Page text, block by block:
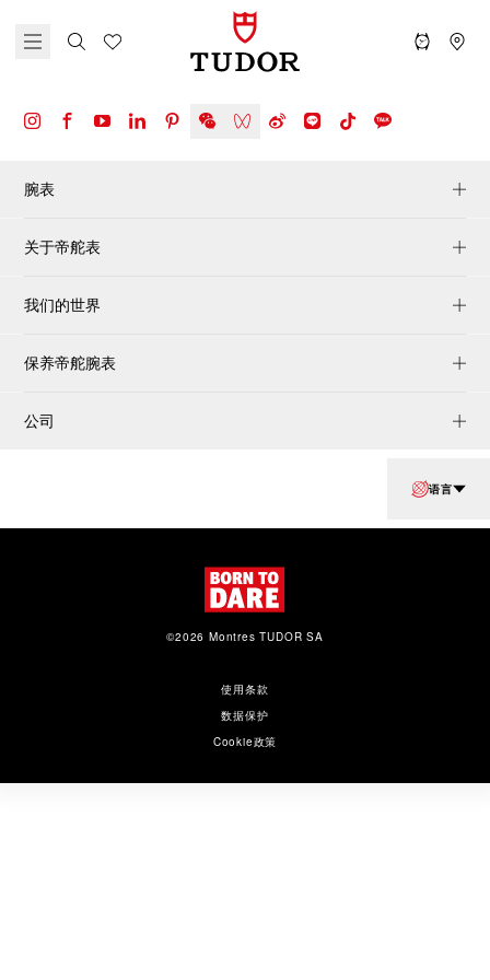
腕表
关于帝舵表
我们的世界
保养帝舵腕表
公司
语言
使用条款
数据保护
Cookie政策
©2026 Montres TUDOR SA